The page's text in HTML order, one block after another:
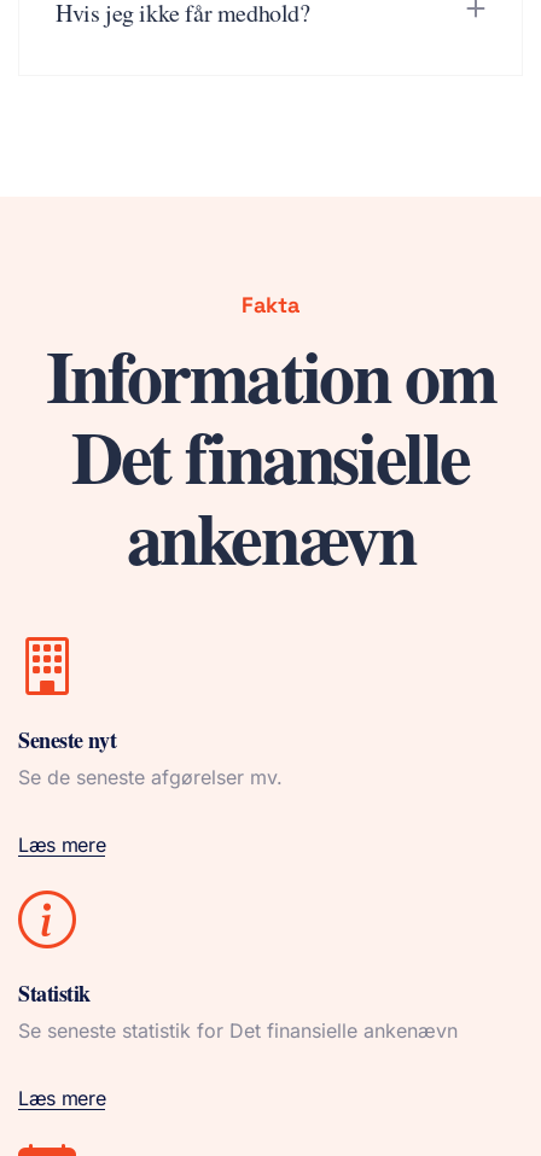
Hvis jeg ikke får medhold?
Fakta
Information om
Det finansielle
ankenævn
Seneste nyt
Se de seneste afgørelser mv.
Læs mere
Statistik
Se seneste statistik for Det finansielle ankenævn
Læs mere